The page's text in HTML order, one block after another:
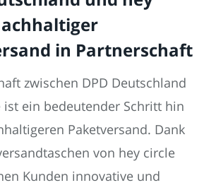
in Partnerschaft
zwischen DPD Deutschland
ist ein bedeutender Schritt hin
Paketversand. Dank
von hey circle
Kunden innovative und